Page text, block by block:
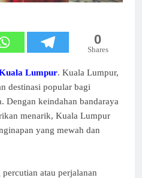
0
Shares
Lumpur. Kuala Lumpur,
destinasi popular bagi
Dengan keindahan bandaraya
menarik, Kuala Lumpur
yang mewah dan
atau perjalanan